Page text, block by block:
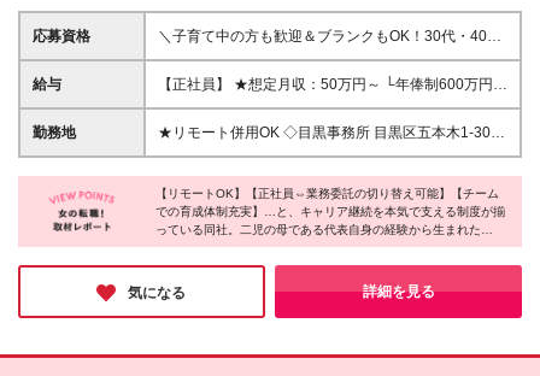
応募資格
＼子育て中の方も歓迎＆ブランクもOK！30代・40代
活躍中／ ◇システム開発のPMOの経験 ◇学歴不問 ＼
ココがポイント／ 会社に依存するのではなく、自律
理解し積極的にスキルを磨く姿勢、 そしてプロジェ
クト全体を見渡そうとする意欲をお持ちの方を歓迎し
たは「契約社員」での採用となります。 （契約社員
の場合：契約期間1年／更新有（契約期間満了時に判
断）／更新上限 有（通算契約期間の上限5年）） ★正
給与
【正社員】 ★想定月収：50万円～ └年俸制600万円～
（※月1/12を支給） みなし残業代（月20時間分：
67,000円）を含む。超過分別途支給。 ※試用期間3～
支給。 └試用期間終了後、上記の年俸制へ移行する。
その他、待遇の差異はありません。 【契約社員】 ★
想定月収：40万円～ └年俸制480万円～（※月1/12を
└期間中は月額30万円を支給。 みなし残業代／月
20時間分：月40,000円含む。超過分別途支給。 └試
勤務地
★リモート併用OK ◇目黒事務所 目黒区五本木1-30-
1Soholm2B ※(変更の範囲)上記を除く当社関連勤務地
【リモートOK】【正社員⇔業務委託の切り替え可能】【チーム
での育成体制充実】…と、キャリア継続を本気で支える制度が揃
っている同社。二児の母である代表自身の経験から生まれた
『ONE TEAM』体制は、一人で抱え込まずにそれぞれが助け合い
ながら働ける新しい体制がとても魅力的でした。女性の活躍推進
を本気で考えている同社なら、ブランクがある方や経験が浅い方
でも自分らしく輝けると確信しました！
気になる 詳細を見る